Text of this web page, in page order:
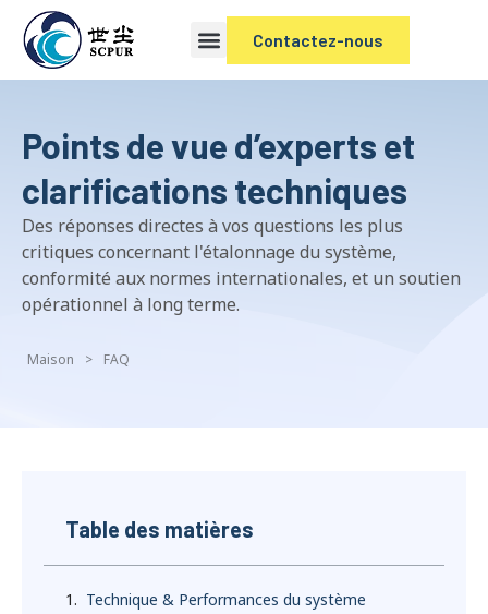
Contactez-nous
Points de vue d’experts et
clarifications techniques
Des réponses directes à vos questions les plus
critiques concernant l'étalonnage du système,
conformité aux normes internationales, et un soutien
opérationnel à long terme.
Maison > FAQ
Table des matières
Technique & Performances du système